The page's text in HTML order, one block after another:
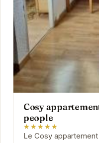
Cosy
people
★★★★★
Le Cosy